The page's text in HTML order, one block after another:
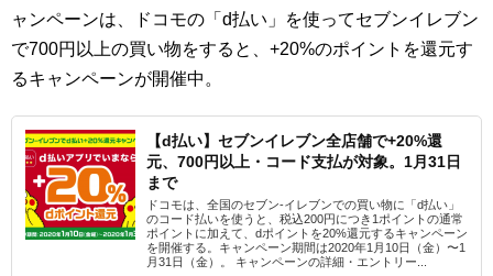
ャンペーンは、ドコモの「d払い」を使ってセブンイレブン
で700円以上の買い物をすると、+20%のポイントを還元す
るキャンペーンが開催中。
【d払い】セブンイレブン全店舗で+20%還
元、700円以上・コード支払が対象。1月31日
まで
ドコモは、全国のセブン-イレブンでの買い物に「d払い」
のコード払いを使うと、税込200円につき1ポイントの通常
ポイントに加えて、dポイントを20%還元するキャンペーン
を開催する。キャンペーン期間は2020年1月10日（金）〜1
月31日（金）。 キャンペーンの詳細・エントリー...